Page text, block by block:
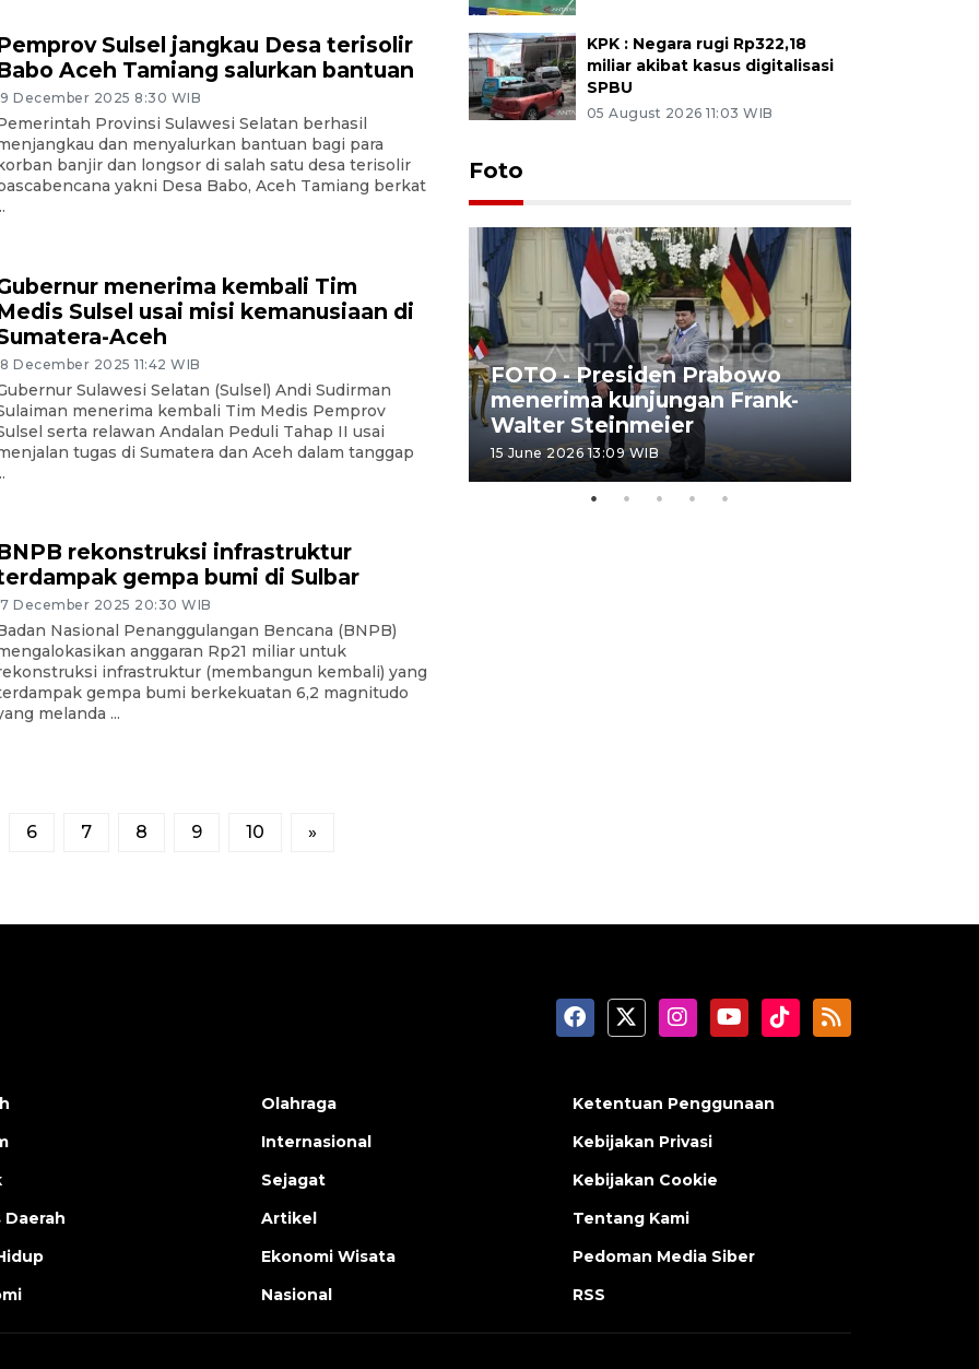
Sulsel jangkau Desa terisolir
Aceh Tamiang salurkan bantuan
December 2025 8:30 WIB
Provinsi Sulawesi Selatan berhasil
dan menyalurkan bantuan bagi para
banjir dan longsor di salah satu desa terisolir
yakni Desa Babo, Aceh Tamiang berkat
menerima kembali Tim
Sulsel usai misi kemanusiaan di
Aceh
December 2025 11:42 WIB
Sulawesi Selatan (Sulsel) Andi Sudirman
menerima kembali Tim Medis Pemprov
serta relawan Andalan Peduli Tahap II usai
tugas di Sumatera dan Aceh dalam tanggap
rekonstruksi infrastruktur
gempa bumi di Sulbar
December 2025 20:30 WIB
Nasional Penanggulangan Bencana (BNPB)
anggaran Rp21 miliar untuk
infrastruktur (membangun kembali) yang
gempa bumi berkekuatan 6,2 magnitudo
melanda ...
6 7 8 9 10 »
KPK : Negara rugi Rp322,18
miliar akibat kasus digitalisasi
SPBU
05 August 2026 11:03 WIB
Foto
FOTO - Kirab memperingati
HUT ke-80 Raja Keraton
Yogyakarta
02 April 2026 12:51 WIB
FOTO - Presiden Prabowo
menerima kunjungan Frank-
Walter Steinmeier
15 June 2026 13:09 WIB
Olahraga
Internasional
Sejagat
Artikel
Ekonomi Wisata
Nasional
Ketentuan Penggunaan
Kebijakan Privasi
Kebijakan Cookie
Tentang Kami
Pedoman Media Siber
RSS